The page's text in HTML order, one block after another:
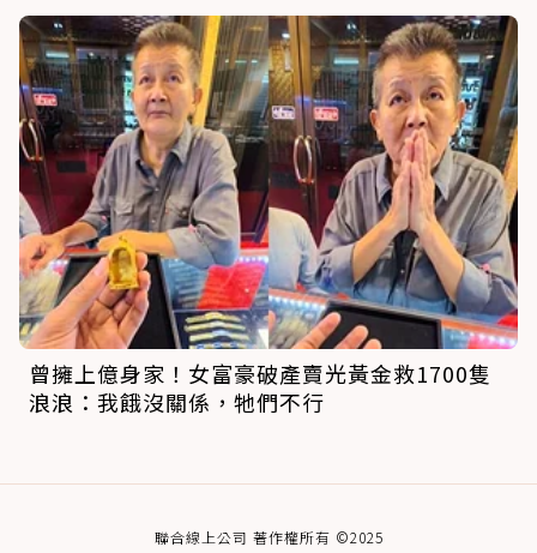
曾擁上億身家！女富豪破產賣光黃金救1700隻
浪浪：我餓沒關係，牠們不行
聯合線上公司 著作權所有 ©2025